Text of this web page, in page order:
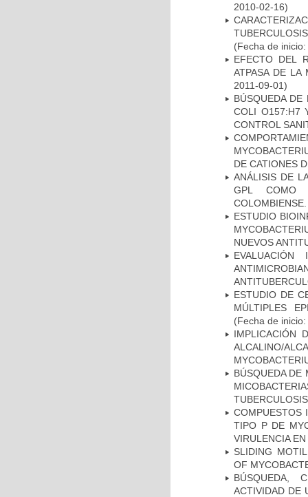
2010-02-16)
(Fecha de
EFECTO DEL
ATPASA DE LA
2011-09-01)
BÚSQUEDA DE
COLI O157:H7
CONTROL
DE CATIONES
ANÁLISIS DE
GPL COMO
COLOMBIENSE.
ESTUDIO
NUEVOS
ESTUDIO DE
MÚLTIPLES
(Fecha de
IMPLICACIÓN
ALCALINO/
BÚSQUEDA DE
COMPUESTOS
TIPO P DE
VIRULENCIA
SLIDING
OF
BÚSQUEDA,
ACTIVIDAD DE